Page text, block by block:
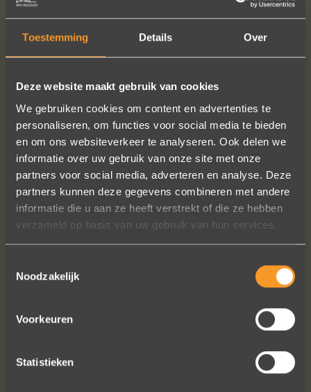
Toestemming Details Over
Deze website maakt gebruik van cookies
We gebruiken cookies om content en advertenties te
personaliseren, om functies voor social media te bieden
en om ons websiteverkeer te analyseren. Ook delen we
informatie over uw gebruik van onze site met onze
partners voor social media, adverteren en analyse. Deze
partners kunnen deze gegevens combineren met andere
informatie die u aan ze heeft verstrekt of die ze hebben
verzameld op basis van uw gebruik van hun services.
Noodzakelijk
Voorkeuren
Statistieken
READ MORE ORDER?
FOLLOW US ON SOCIAL MEDIA